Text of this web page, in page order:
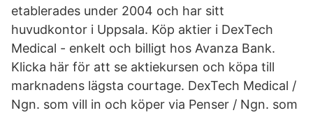
etablerades under 2004 och har sitt
huvudkontor i Uppsala. Köp aktier i DexTech
Medical - enkelt och billigt hos Avanza Bank.
Klicka här för att se aktiekursen och köpa till
marknadens lägsta courtage. DexTech Medical /
Ngn. som vill in och köper via Penser / Ngn. som